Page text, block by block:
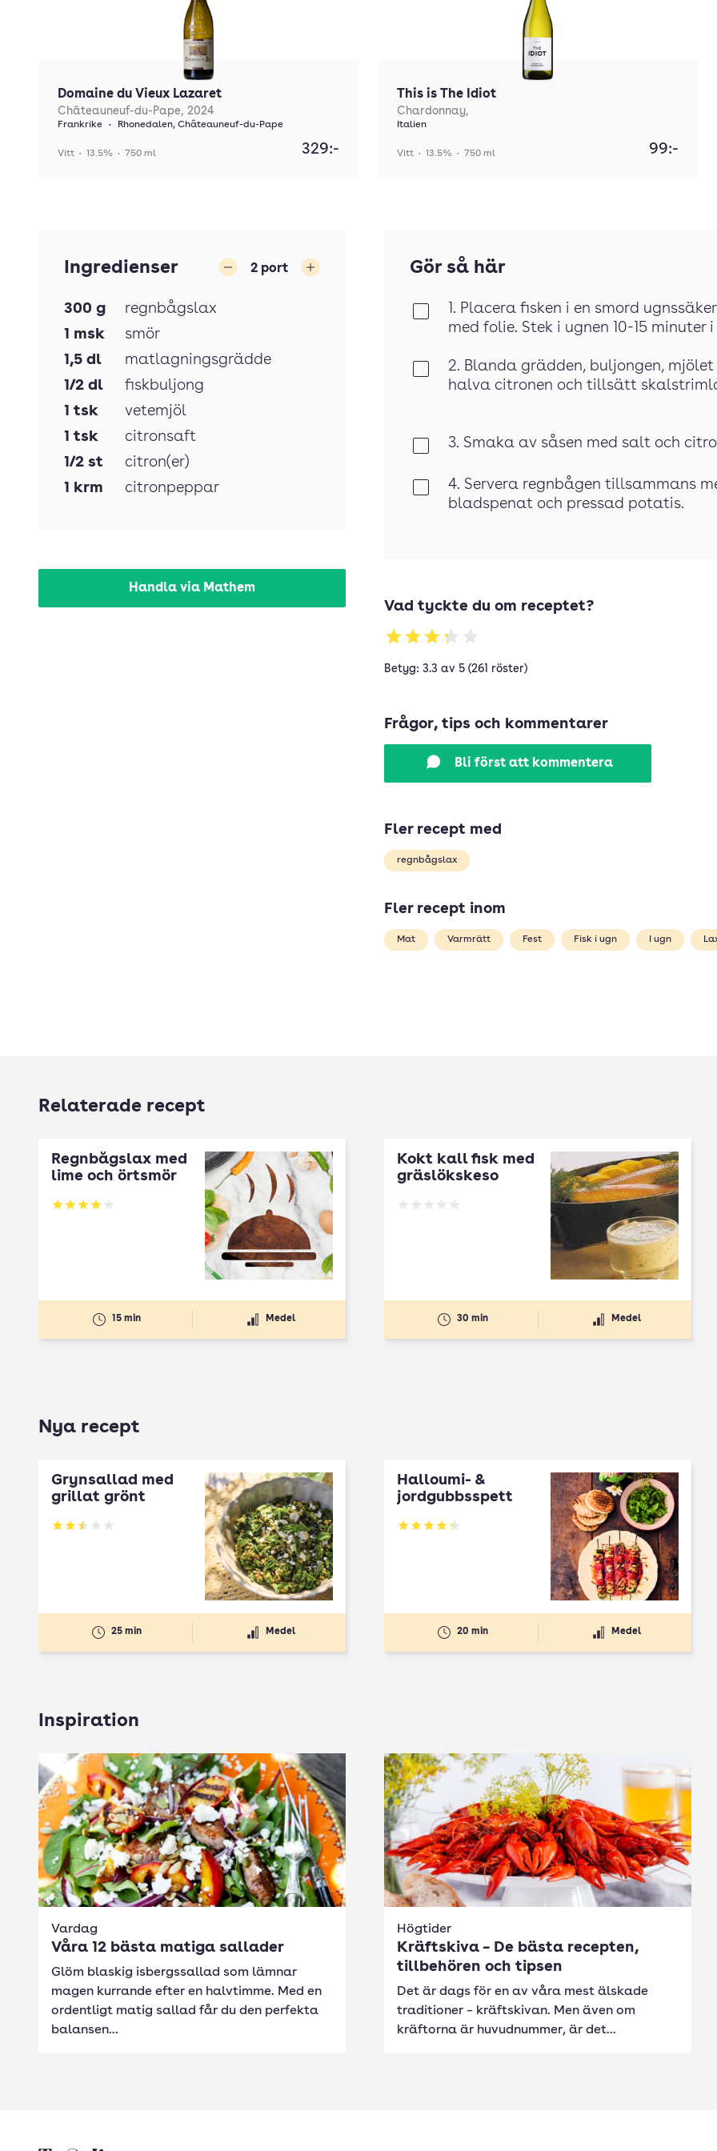
Domaine du Vieux Lazaret
Châteauneuf-du-Pape, 2024
Frankrike • Rhonedalen, Châteauneuf-du-Pape
Vitt • 13.5% • 750 ml 329:-
This is The Idiot
Chardonnay,
Italien
Vitt • 13.5% • 750 ml 99:-
Ingredienser 2 port
300 g
regnbågslax
1 msk
smör
1,5 dl
matlagningsgrädde
1/2 dl
fiskbuljong
1 tsk
vetemjöl
1 tsk
citronsaft
1/2 st
citron(er)
1 krm citronpeppar
Handla via Mathem
Gör så här
1. Placera fisken i en smord
med folie. Stek i ugnen 10-15 minuter
2. Blanda grädden, buljongen,
halva citronen och tillsätt
3. Smaka av såsen med salt och
4. Servera regnbågen tillsammans
bladspenat och pressad potatis.
Vad tyckte du om receptet?
Betyg: 3.3 av 5 (261 röster)
Frågor, tips och kommentarer
Bli först att kommentera
Fler recept med
regnbågslax
Fler recept inom
Mat Varmrätt Fest Fisk i ugn I ugn
Relaterade recept
Regnbågslax med
lime och örtsmör
Betyg: 3.89 av 5
15 min Medel
Kokt kall fisk med
gräslökskeso
Betyg: 0 av 5
30 min Medel
Nya recept
Grynsallad med
grillat grönt
Betyg: 2.5 av 5
25 min Medel
Halloumi- &
jordgubbsspett
Betyg: 4.3 av 5
20 min Medel
Inspiration
Vardag
Våra 12 bästa matiga sallader
Glöm blaskig isbergssallad som lämnar
magen kurrande efter en halvtimme. Med en
ordentligt matig sallad får du den perfekta
balansen...
Högtider
Kräftskiva – De bästa recepten,
tillbehören och tipsen
Det är dags för en av våra mest älskade
traditioner – kräftskivan. Men även om
kräftorna är huvudnummer, är det...